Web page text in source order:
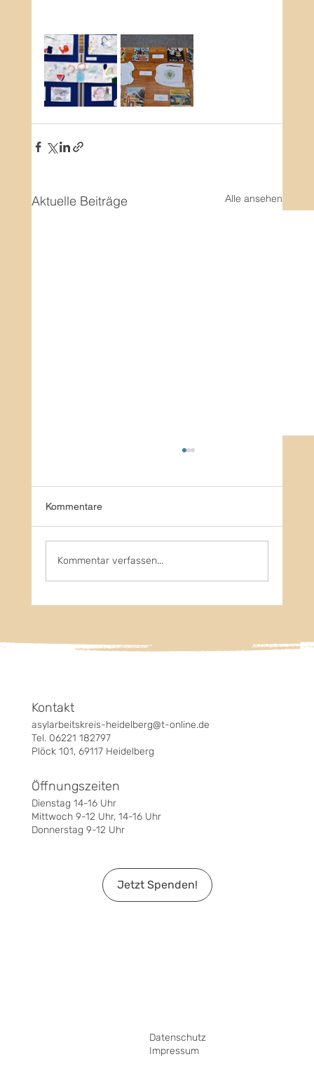
Aktuelle Beiträge Alle ansehen
Fest für Engagierte 2026
Kommentare
Kommentar verfassen...
Jetzt Spenden!
Datenschutz
Impressum
asylarbeitskreis-heidelberg@t-online.de
Tel. 06221 182797
Plöck 101, 69117 Heidelberg
Kontakt
Dienstag 14-16 Uhr
Mittwoch 9-12 Uhr, 14-16 Uhr
Donnerstag 9-12 Uhr
Öffnungszeiten